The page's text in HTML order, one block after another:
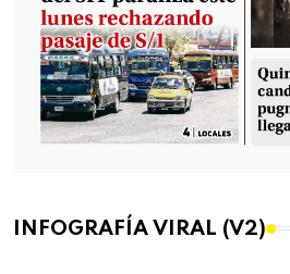
INFOGRAFÍA VIRAL (V2)